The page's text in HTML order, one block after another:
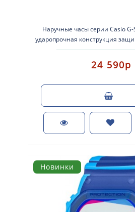
Наручные часы серии Casio G-
ударопрочная конструкция
вибрации.
24 590р
Новинки